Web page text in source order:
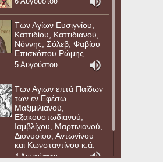
Των Αγίων Ευσιγνίου,
Καττιδίου, Καττιδιανού,
Νόννης, Σόλεβ, Φαβίου
Επισκόπου Ρώμης
5 Αυγούστου
Των Αγιων επτά Παίδων
των εν Εφέσω
Μαξιμιλιανού,
Εξακουστωδιανού,
Ιαμβλίχου, Μαρτινιανού,
Διονυσίου, Αντωνίνου
και Κωνσταντίνου κ.ά.
4 Αυγούστου